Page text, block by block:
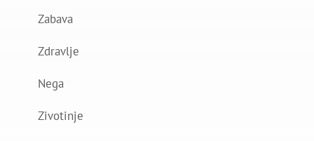
Zabava
Zdravlje
Nega
Zivotinje